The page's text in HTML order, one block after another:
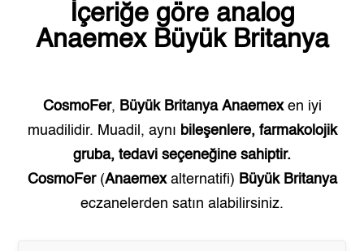
İçeriğe göre analog
Anaemex Büyük Britanya
CosmoFer, Büyük Britanya Anaemexen iyi
muadilidir. Muadil, aynı bileşenlere, farmakolojik
gruba, tedavi seçeneğine sahiptir.
CosmoFer(Anaemexalternatifi) Büyük Britanya
eczanelerden satın alabilirsiniz.